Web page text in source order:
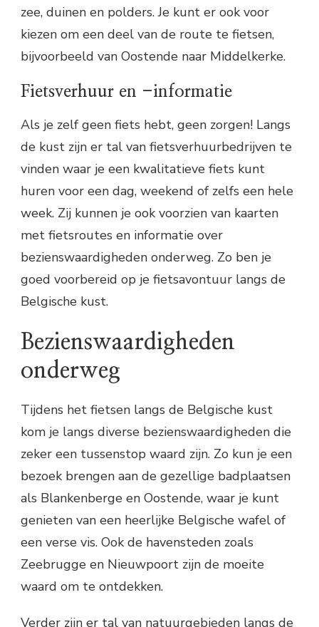
zee, duinen en polders. Je kunt er ook voor
kiezen om een deel van de route te fietsen,
bijvoorbeeld van Oostende naar Middelkerke.
Fietsverhuur en -informatie
Als je zelf geen fiets hebt, geen zorgen! Langs
de kust zijn er tal van fietsverhuurbedrijven te
vinden waar je een kwalitatieve fiets kunt
huren voor een dag, weekend of zelfs een hele
week. Zij kunnen je ook voorzien van kaarten
met fietsroutes en informatie over
bezienswaardigheden onderweg. Zo ben je
goed voorbereid op je fietsavontuur langs de
Belgische kust.
Bezienswaardigheden
onderweg
Tijdens het fietsen langs de Belgische kust
kom je langs diverse bezienswaardigheden die
zeker een tussenstop waard zijn. Zo kun je een
bezoek brengen aan de gezellige badplaatsen
als Blankenberge en Oostende, waar je kunt
genieten van een heerlijke Belgische wafel of
een verse vis. Ook de havensteden zoals
Zeebrugge en Nieuwpoort zijn de moeite
waard om te ontdekken.
Verder zijn er tal van natuurgebieden langs de